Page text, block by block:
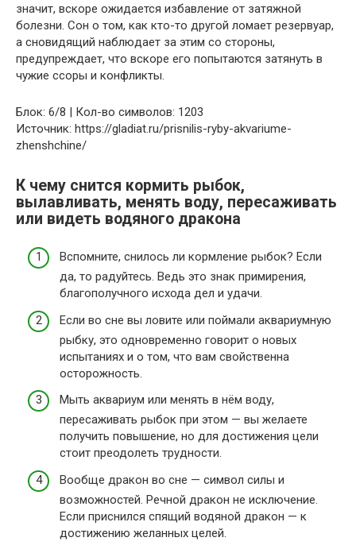
значит, вскоре ожидается избавление от затяжной
болезни. Сон о том, как кто-то другой ломает резервуар,
а сновидящий наблюдает за этим со стороны,
предупреждает, что вскоре его попытаются затянуть в
чужие ссоры и конфликты.
Блок: 6/8 | Кол-во символов: 1203
Источник: https://gladiat.ru/prisnilis-ryby-akvariume-
zhenshchine/
К чему снится кормить рыбок,
вылавливать, менять воду, пересаживать
или видеть водяного дракона
Вспомните, снилось ли кормление рыбок? Если
да, то радуйтесь. Ведь это знак примирения,
благополучного исхода дел и удачи.
Если во сне вы ловите или поймали аквариумную
рыбку, это одновременно говорит о новых
испытаниях и о том, что вам свойственна
осторожность.
Мыть аквариум или менять в нём воду,
пересаживать рыбок при этом — вы желаете
получить повышение, но для достижения цели
стоит преодолеть трудности.
Вообще дракон во сне — символ силы и
возможностей. Речной дракон не исключение.
Если приснился спящий водяной дракон — к
достижению желанных целей.